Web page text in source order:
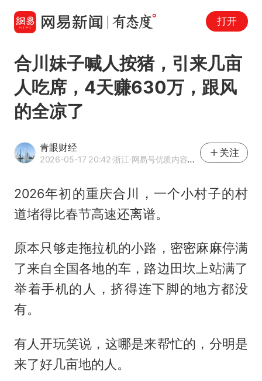
打开
合川妹子喊人按猪，引来几亩
人吃席，4天赚630万，跟风
的全凉了
青眼财经
2026-05-17 20:42·浙江·网易号优质内容创作者
关注
2026年初的重庆合川，一个小村子的村
道堵得比春节高速还离谱。
原本只够走拖拉机的小路，密密麻麻停满
了来自全国各地的车，路边田坎上站满了
举着手机的人，挤得连下脚的地方都没
有。
有人开玩笑说，这哪是来帮忙的，分明是
来了好几亩地的人。